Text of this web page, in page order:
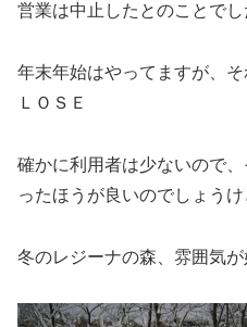
営業は中止したとのことでし
年末年始はやってますが、
ＬＯＳＥ
確かに利用者は少ないので
ったほうが良いのでしょうけ
冬のレジーナの森、雰囲気